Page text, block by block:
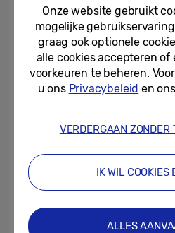
Onze website gebruikt
mogelijke
graag ook optionele
alle cookies accepteren of
voorkeuren te beheren.
u ons Privacybeleid en ons
VERDERGAAN ZONDER
IK WIL COOKIES
ALLES